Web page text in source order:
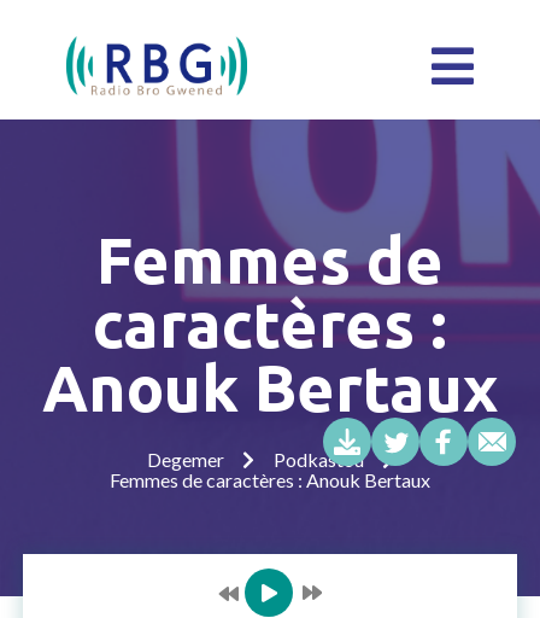
Femmes de
caractères :
Anouk Bertaux
Degemer
Podkastoù
Femmes de caractères : Anouk Bertaux